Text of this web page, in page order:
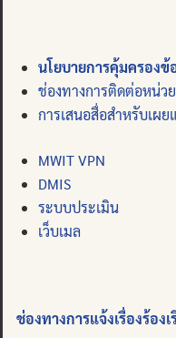
นโยบายการคุ้มครอง
ช่องทางการติดต่อหน่ว
การเสนอสื่อสำหรับเผ
MWIT VPN
DMIS
ระบบประเมิน
เว็บเมล
ช่องทางการแจ้งเรื่องร้องเ